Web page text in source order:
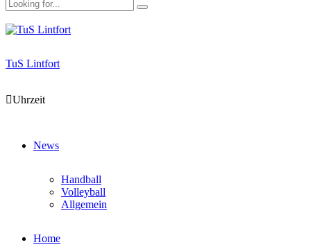
TuS Lintfort
Uhrzeit
News
Handball
Volleyball
Allgemein
Home